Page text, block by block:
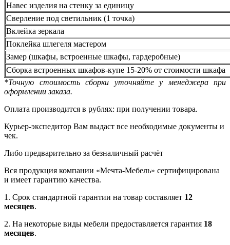
Навес изделия на стенку за единицу
Сверление под светильник (1 точка)
Вклейка зеркала
Поклейка шлегеля мастером
Замер (шкафы, встроенные шкафы, гардеробные)
Сборка встроенных шкафов-купе 15-20% от стоимости шкафа
*Точную стоимость сборки уточняйте у менеджера при
оформлении заказа.
Оплата производится в рублях: при получении товара.
Курьер-экспедитор Вам выдаст все необходимые документы и
чек.
Либо предварительно за безналичный расчёт
Вся продукция компании «Мечта-Мебель» сертифицирована
и имеет гарантию качества.
1. Срок стандартной гарантии на товар составляет 12
месяцев.
2. На некоторые виды мебели предоставляется гарантия 18
месяцев.